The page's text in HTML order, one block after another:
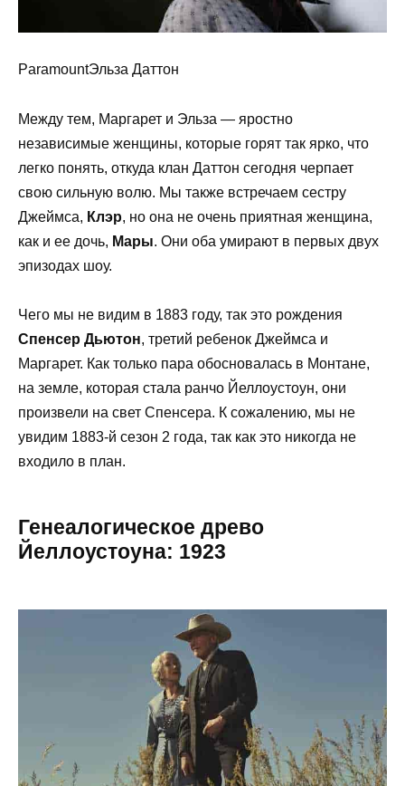
ParamountЭльза Даттон
Между тем, Маргарет и Эльза — яростно
независимые женщины, которые горят так ярко, что
легко понять, откуда клан Даттон сегодня черпает
свою сильную волю. Мы также встречаем сестру
Джеймса, Клэр, но она не очень приятная женщина,
как и ее дочь, Мары. Они оба умирают в первых двух
эпизодах шоу.
Чего мы не видим в 1883 году, так это рождения
Спенсер Дьютон, третий ребенок Джеймса и
Маргарет. Как только пара обосновалась в Монтане,
на земле, которая стала ранчо Йеллоустоун, они
произвели на свет Спенсера. К сожалению, мы не
увидим 1883-й сезон 2 года, так как это никогда не
входило в план.
Генеалогическое древо
Йеллоустоуна: 1923